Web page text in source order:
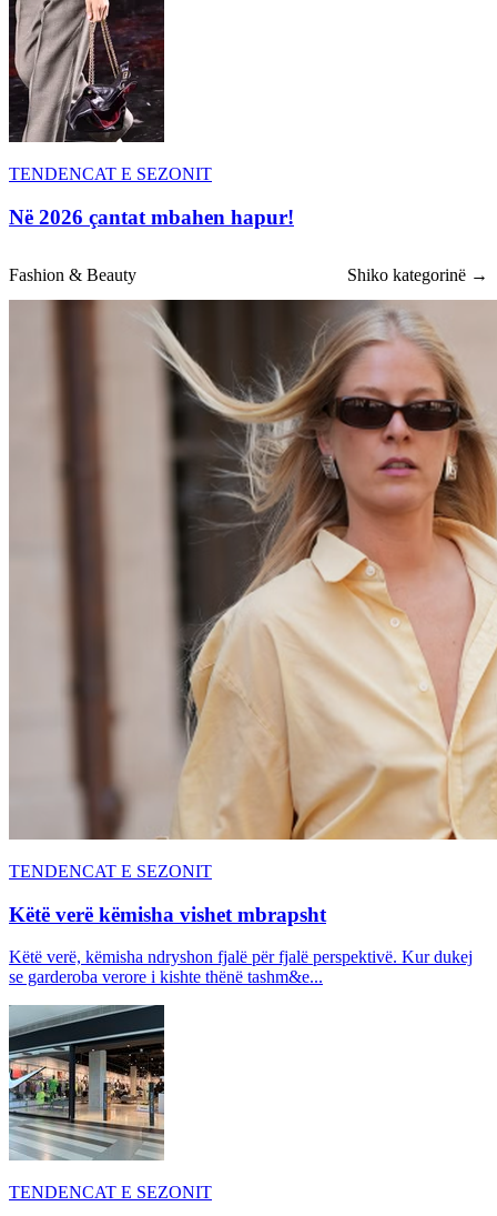
TENDENCAT E SEZONIT
Në 2026 çantat mbahen hapur!
Fashion & Beauty Shiko kategorinë →
TENDENCAT E SEZONIT
Këtë verë këmisha vishet mbrapsht
Këtë verë, këmisha ndryshon fjalë për fjalë perspektivë. Kur dukej
se garderoba verore i kishte thënë tashm&e...
TENDENCAT E SEZONIT